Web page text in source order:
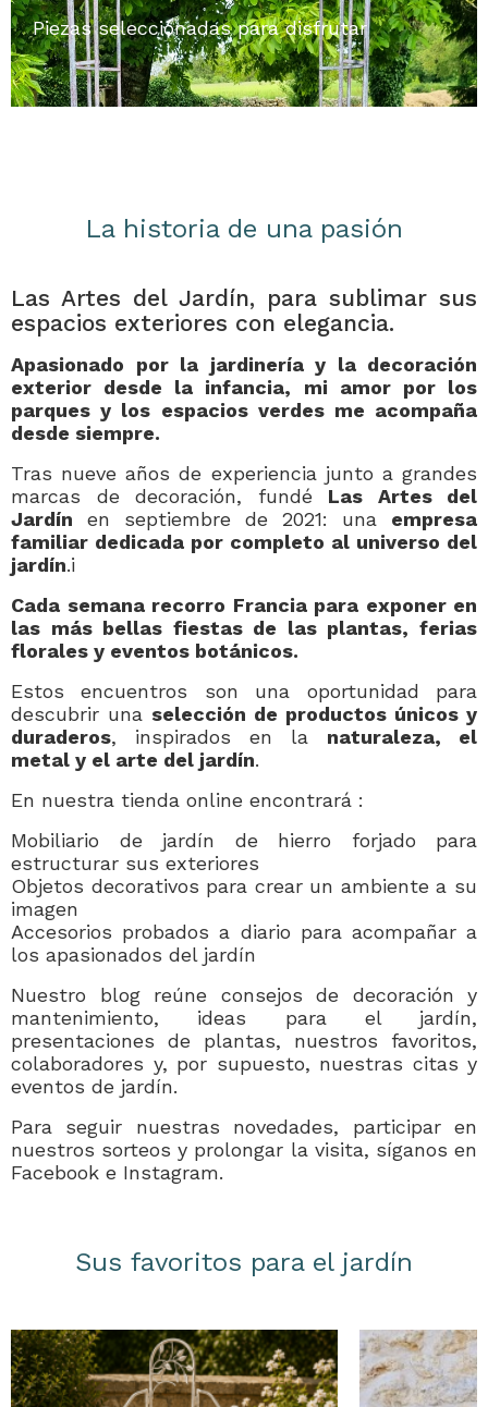
Piezas seleccionadas para disfrutar
La historia de una pasión
Las Artes del Jardín, para sublimar sus
espacios exteriores con elegancia.
Apasionado por la jardinería y la decoración
exterior desde la infancia, mi amor por los
parques y los espacios verdes me acompaña
desde siempre.
Tras nueve años de experiencia junto a grandes
marcas de decoración, fundé Las Artes del
Jardín en septiembre de 2021: una empresa
familiar dedicada por completo al universo del
jardín.i
Cada semana recorro Francia para exponer en
las más bellas fiestas de las plantas, ferias
florales y eventos botánicos.
Estos encuentros son una oportunidad para
descubrir una selección de productos únicos y
duraderos, inspirados en la naturaleza, el
metal y el arte del jardín.
En nuestra tienda online encontrará :
Mobiliario de jardín de hierro forjado para
estructurar sus exteriores
Objetos decorativos para crear un ambiente a su
imagen
Accesorios probados a diario para acompañar a
los apasionados del jardín
Nuestro blog reúne consejos de decoración y
mantenimiento, ideas para el jardín,
presentaciones de plantas, nuestros favoritos,
colaboradores y, por supuesto, nuestras citas y
eventos de jardín.
Para seguir nuestras novedades, participar en
nuestros sorteos y prolongar la visita, síganos en
Facebook e Instagram.
Sus favoritos para el jardín